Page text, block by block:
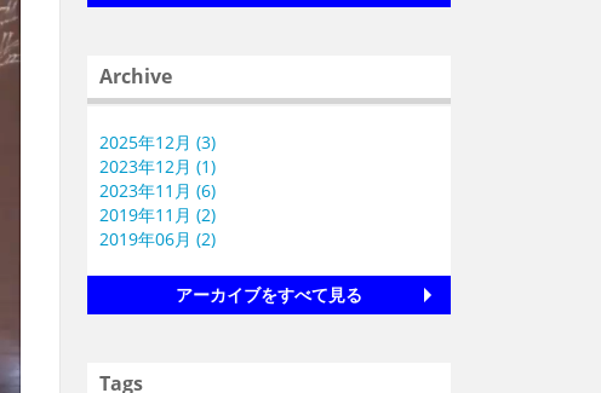
Archive
2025年12月 (3)
2023年12月 (1)
2023年11月 (6)
2019年11月 (2)
2019年06月 (2)
アーカイブをすべて見る
Tags